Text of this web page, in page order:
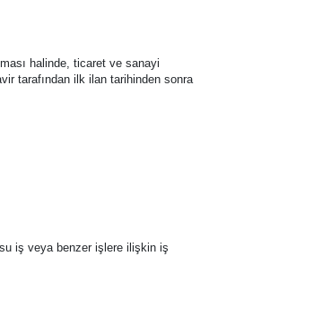
halinde, ticaret ve sanayi
tarafından ilk ilan tarihinden sonra
iş veya benzer işlere ilişkin iş